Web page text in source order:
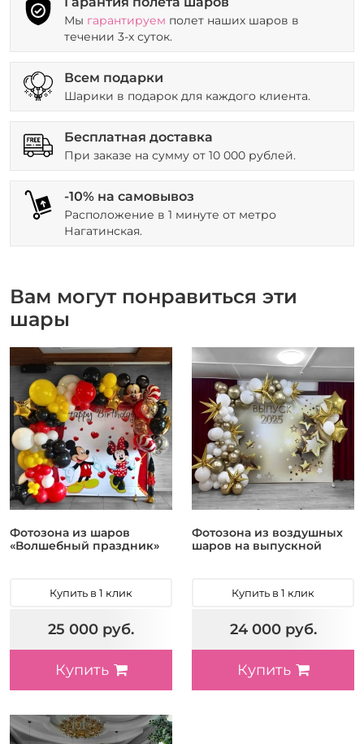
Мы гарантируем полет наших шаров в
течении 3-х суток.
Всем подарки
Шарики в подарок для каждого клиента.
Бесплатная доставка
При заказе на сумму от 10 000 рублей.
-10% на самовывоз
Расположение в 1 минуте от метро
Нагатинская.
Вам могут понравиться эти
шары
Фотозона из шаров
«Волшебный праздник»
Купить в 1 клик
25 000 руб.
Купить
Фотозона из воздушных
шаров на выпускной
Купить в 1 клик
24 000 руб.
Купить